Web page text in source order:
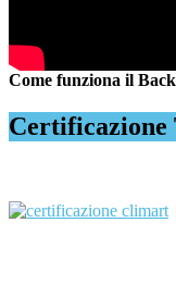
Come funziona il
Certificazione